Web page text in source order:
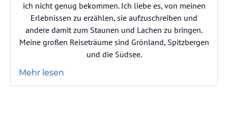
ich nicht genug bekommen. Ich liebe es, von meinen
Erlebnissen zu erzählen, sie aufzuschreiben und
andere damit zum Staunen und Lachen zu bringen.
Meine großen Reiseträume sind Grönland, Spitzbergen
und die Südsee.
Mehr lesen